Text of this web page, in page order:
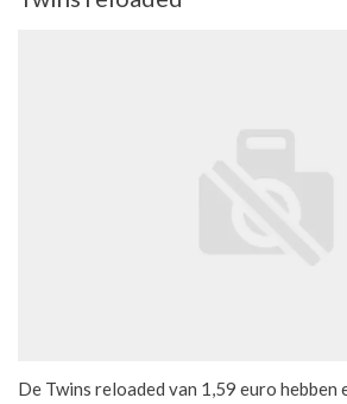
De Twins reloaded van 1,59 euro hebben